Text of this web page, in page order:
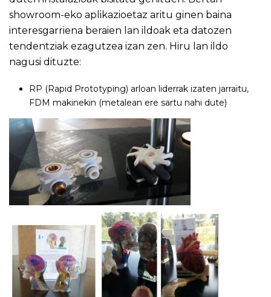
showroom-eko aplikazioetaz aritu ginen baina
interesgarriena beraien lan ildoak eta datozen
tendentziak ezagutzea izan zen. Hiru lan ildo
nagusi dituzte:
RP (Rapid Prototyping) arloan liderrak izaten jarraitu,
FDM makinekin (metalean ere sartu nahi dute)